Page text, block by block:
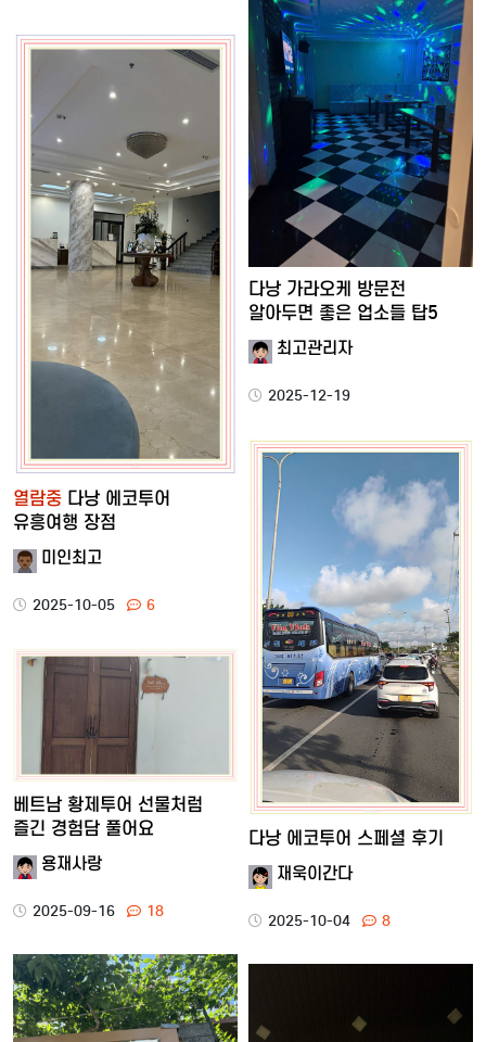
다낭 가라오케 방문전
알아두면 좋은 업소들 탑5
최고관리자
2025-12-19
열람중 다낭 에코투어
유흥여행 장점
미인최고
2025-10-05 6
다낭 에코투어 스페셜 후기
재욱이간다
2025-10-04 8
베트남 황제투어 선물처럼
즐긴 경험담 풀어요
용재사랑
2025-09-16 18